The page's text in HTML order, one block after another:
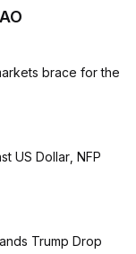
brace for the
US Dollar, NFP
Trump Drop